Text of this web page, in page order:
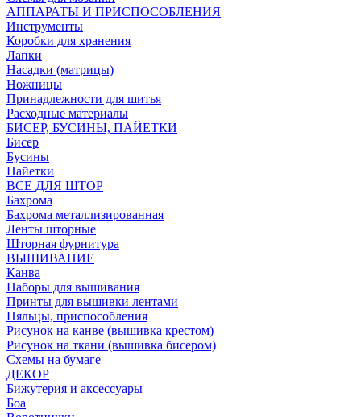
АППАРАТЫ И ПРИСПОСОБЛЕНИЯ
Инструменты
Коробки для хранения
Лапки
Насадки (матрицы)
Ножницы
Принадлежности для шитья
Расходные материалы
БИСЕР, БУСИНЫ, ПАЙЕТКИ
Бисер
Бусины
Пайетки
ВСЕ ДЛЯ ШТОР
Бахрома
Бахрома металлизированная
Ленты шторные
Шторная фурнитура
ВЫШИВАНИЕ
Канва
Наборы для вышивания
Принты для вышивки лентами
Пяльцы, приспособления
Рисунок на канве (вышивка крестом)
Рисунок на ткани (вышивка бисером)
Схемы на бумаге
ДЕКОР
Бижутерия и аксессуары
Боа